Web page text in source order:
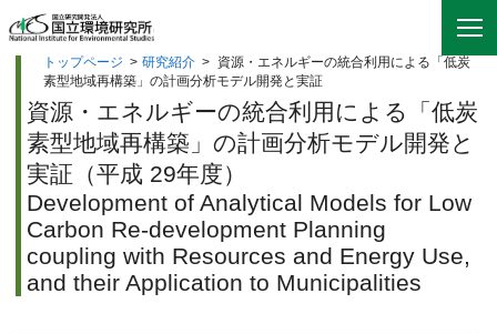
トップページ > 研究紹介 > 資源・エネルギーの統合利用による「低炭
素型地域再構築」の計画分析モデル開発と実証
資源・エネルギーの統合利用による「低炭
素型地域再構築」の計画分析モデル開発と
実証（平成 29年度）
Development of Analytical Models for Low
Carbon Re-development Planning
coupling with Resources and Energy Use,
and their Application to Municipalities